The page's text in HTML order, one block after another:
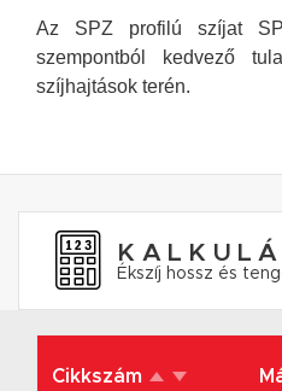
Az SPZ profilú szíjat
szempontból kedvező
szíjhajtások terén.
Ékszíj hossz és
Cikkszám